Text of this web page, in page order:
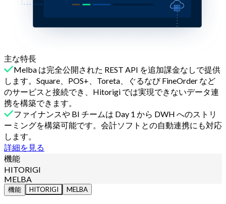
主な特長
Melba は完全公開された REST API を追加課金なしで提供
します。Square、POS+、Toreta、ぐるなび FineOrder など
のサービスと接続でき、Hitorigi では実現できないデータ連
携を構築できます。
ファイナンスや BI チームは Day 1 から DWH へのストリ
ーミングを構築可能です。会計ソフトとの自動連携にも対応
します。
詳細を見る
機能
HITORIGI
MELBA
機能 HITORIGI MELBA